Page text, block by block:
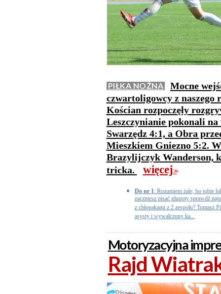
PIŁKA NOŻNA
Mocne
czwartoligowcy z naszego
Kościan rozpoczęły
Leszczynianie pokonali
Swarzędz 4:1, a Obra
Mieszkiem Gniezno 5:2.
Brazylijczyk Wanderson,
tricka.
więcej>>
Do nr 1: Rozumiem żale, bo tobie
zaczniesz pisać głupoty sprawdź
z chłopakami z 2 zespołu?
asysty i wywalczony ka...
Motoryzacyjna
Rajd